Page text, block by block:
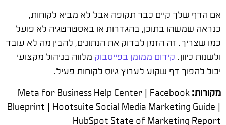
אם הדף שלך קיים כבר תקופה אבל לא מביא לקוחות,
כנראה שמשהו בתוכן, בהגדרות או באסטרטגיה לא פועל
כמו שצריך. זה הזמן לבדוק את הנתונים, להבין מה לא עובד
ולשנות כיוון. קידום ממומן בפייסבוק מלווה בניהול מקצועי
יכול להפוך דף שקוע לערוץ גיוס לקוחות פעיל.
מקורות:Meta for Business Help Center | Facebook
Blueprint | Hootsuite Social Media Marketing Guide |
HubSpot State of Marketing Report